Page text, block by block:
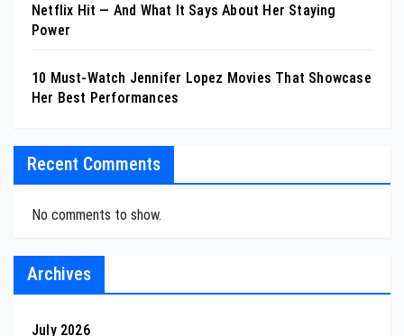
Netflix Hit — And What It Says About Her Staying
Power
10 Must-Watch Jennifer Lopez Movies That Showcase
Her Best Performances
Recent Comments
No comments to show.
Archives
July 2026